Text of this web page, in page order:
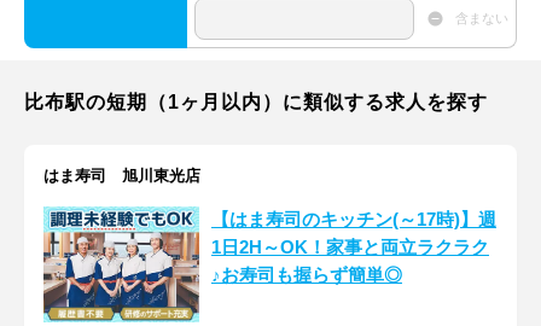
含まない
比布駅の短期（1ヶ月以内）に類似する求人を探す
はま寿司 旭川東光店
【はま寿司のキッチン(～17時)】週
1日2H～OK！家事と両立ラクラク
♪お寿司も握らず簡単◎